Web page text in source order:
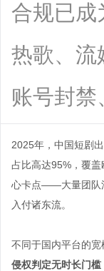
合规已
热歌、流
账号封禁
2025年，中国短剧
占比高达95%，覆
心卡点——大量团队
入付诸东流。
不同于国内平台的
侵权判定无时长门槛